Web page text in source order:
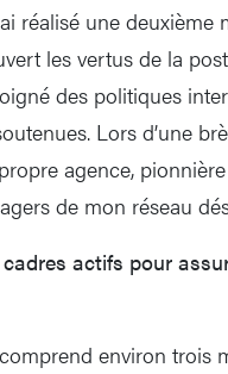
réalisé une deuxième
les vertus de la
des politiques
Lors d’une
agence,
de mon réseau
actifs pour
environ trois